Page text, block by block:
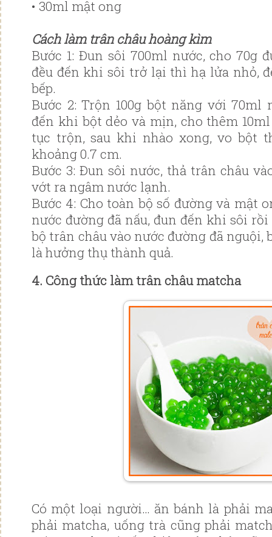
• 30ml mật ong
Cách làm trân châu hoàng kìm
Bước 1: Đun sôi 700ml nước, cho 70g
đều đến khi sôi trở lại thì hạ lửa nhỏ,
bếp.
Bước 2: Trộn 100g bột năng với 70ml
đến khi bột dẻo và mịn, cho thêm
tục trộn, sau khi nhào xong, vo bột
khoảng 0.7 cm.
Bước 3: Đun sôi nước, thả trân châu
vớt ra ngâm nước lạnh.
Bước 4: Cho toàn bộ số đường và mật
nước đường đã nấu, đun đến khi sôi
bộ trân châu vào nước đường đã nguội,
là hưởng thụ thành quả.
4. Công thức làm trân châu matcha
Có một loại người… ăn bánh là phải
phải matcha, uống trà cũng phải